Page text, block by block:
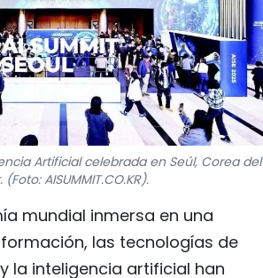
¿QUIÉNES SOMOS?
ENGLISH
中文
FRANÇAIS
РУССКИЙ
Artificial celebrada en Seúl, Corea del
(Foto: AISUMMIT.CO.KR).
mundial inmersa en una
las tecnologías de
la inteligencia artificial han